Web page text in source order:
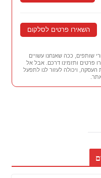
השאירו פרטים לסלקום
שותפים, ככה שאנחנו עשויים
פרטים ותזמינו דרכם. אבל אל
ויכולה לעזור לנו לתפעל